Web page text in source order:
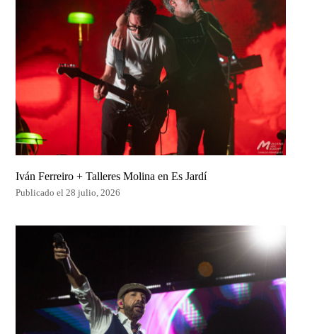
Iván Ferreiro + Talleres Molina en Es Jardí
Publicado el 28 julio, 2026